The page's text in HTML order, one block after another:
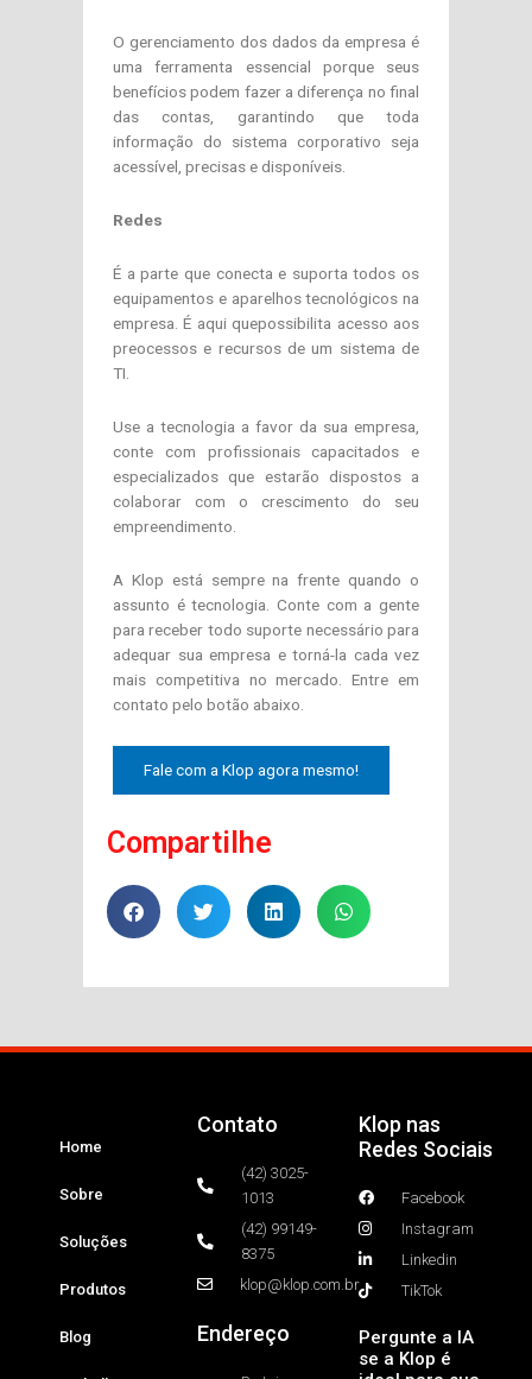
O gerenciamento dos dados da empresa é
uma ferramenta essencial porque seus
benefícios podem fazer a diferença no final
das contas, garantindo que toda
informação do sistema corporativo seja
acessível, precisas e disponíveis.
Redes
É a parte que conecta e suporta todos os
equipamentos e aparelhos tecnológicos na
empresa. É aqui quepossibilita acesso aos
preocessos e recursos de um sistema de
TI.
Use a tecnologia a favor da sua empresa,
conte com profissionais capacitados e
especializados que estarão dispostos a
colaborar com o crescimento do seu
empreendimento.
A Klop está sempre na frente quando o
assunto é tecnologia. Conte com a gente
para receber todo suporte necessário para
adequar sua empresa e torná-la cada vez
mais competitiva no mercado. Entre em
contato pelo botão abaixo.
Fale com a Klop agora mesmo!
Compartilhe
Home
Sobre
Soluções
Produtos
Blog
Contato
(42) 3025-
1013
(42) 99149-
8375
klop@klop.com.br
Endereço
Klop nas
Redes Sociais
Facebook
Instagram
Linkedin
TikTok
Pergunte a IA
se a Klop é